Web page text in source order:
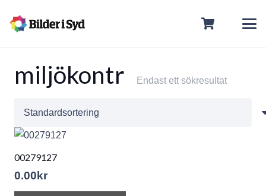
miljökontr Endast ett sökresultat
00279127
0.00 kr